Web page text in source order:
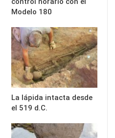
Modelo 180
La lápida intacta desde
el 519 d.C.